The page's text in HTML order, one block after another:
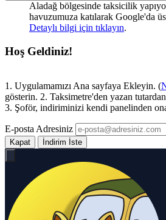
Aladağ bölgesinde taksicilik
havuzumuza katılarak Google'da
Detaylı bilgi için tıklayın.
Hoş Geldiniz!
1. Uygulamamızı Ana sayfaya Ekleyin. (
gösterin. 2. Taksimetre'den yazan
3. Şoför, indiriminizi kendi panelinden
E-posta Adresiniz
Kapat İndirim İste